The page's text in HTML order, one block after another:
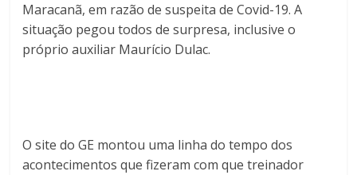
Maracanã, em razão de suspeita de Covid-19. A
situação pegou todos de surpresa, inclusive o
próprio auxiliar Maurício Dulac.
O site do GE montou uma linha do tempo dos
acontecimentos que fizeram com que treinador